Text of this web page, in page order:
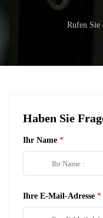
Rufen Sie
Haben Sie
Ihr Name
Ihre E-Mail-Adresse